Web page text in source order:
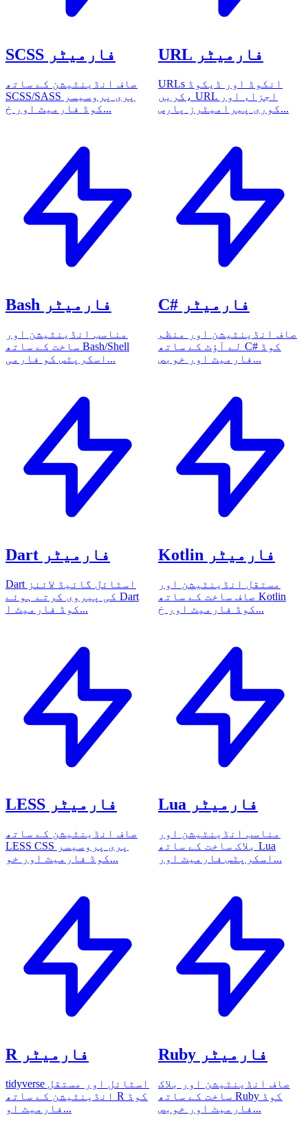
SCSS فارمیٹر
صاف انڈینٹیشن کے ساتھ
SCSS/SASS پری پروسیسر
کوڈ فارمیٹ اور خ...
URL فارمیٹر
URLs انکوڈ اور ڈیکوڈ
کریں، URL اجزاء اور
کوری پیرامیٹرز پارس...
Bash فارمیٹر
مناسب انڈینٹیشن اور
ساخت کے ساتھ Bash/Shell
اسکرپٹس کو فارمی...
C# فارمیٹر
صاف انڈینٹیشن اور منظم
لے آؤٹ کے ساتھ C# کوڈ
فارمیٹ اور خوبص...
Dart فارمیٹر
Dart اسٹائل گائیڈ لائنز
کی پیروی کرتے ہوئے Dart
کوڈ فارمیٹ ا...
Kotlin فارمیٹر
مستقل انڈینٹیشن اور
صاف ساخت کے ساتھ Kotlin
کوڈ فارمیٹ اور خ...
LESS فارمیٹر
صاف انڈینٹیشن کے ساتھ
LESS CSS پری پروسیسر
کوڈ فارمیٹ اور خو...
Lua فارمیٹر
مناسب انڈینٹیشن اور
بلاک ساخت کے ساتھ Lua
اسکرپٹس فارمیٹ اور...
R فارمیٹر
tidyverse اسٹائل اور مستقل
انڈینٹیشن کے ساتھ R کوڈ
فارمیٹ او...
Ruby فارمیٹر
صاف انڈینٹیشن اور بلاک
ساخت کے ساتھ Ruby کوڈ
فارمیٹ اور خوبص...